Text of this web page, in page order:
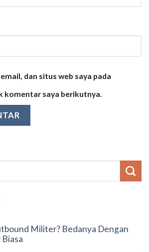
dan situs web saya pada
komentar saya berikutnya.
Militer? Bedanya Dengan